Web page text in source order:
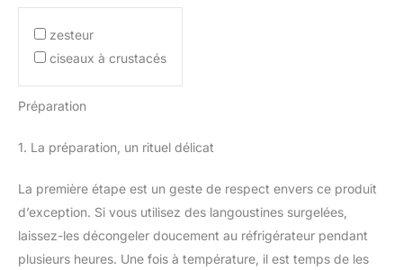
zesteur
ciseaux à crustacés
Préparation
1. La préparation, un rituel délicat
La première étape est un geste de respect envers ce produit
d’exception. Si vous utilisez des langoustines surgelées,
laissez-les décongeler doucement au réfrigérateur pendant
plusieurs heures. Une fois à température, il est temps de les